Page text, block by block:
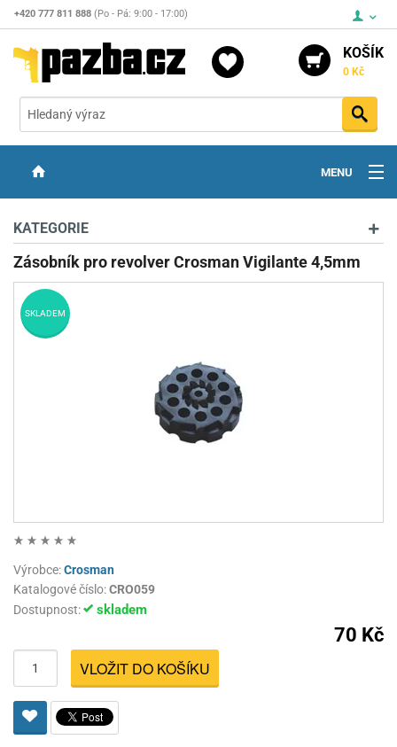
+420 777 811 888 (Po - Pá: 9:00 - 17:00)
KOŠÍK
0 Kč
MENU
OPTIKA
STŘELIVO
PŘÍSLUŠENSTVÍ
KATEGORIE
Zásobník pro revolver Crosman Vigilante 4,5mm
SKLADEM
Výrobce:Crosman
Katalogové číslo:CRO059
Dostupnost:
skladem
70 Kč
VLOŽIT DO KOŠÍKU